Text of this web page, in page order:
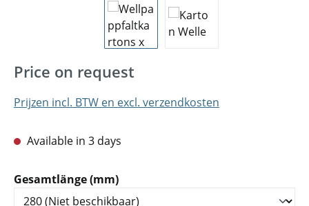
Price on request
Prijzen incl. BTW en excl. verzendkosten
Available in 3 days
Selecteer
Gesamtlänge (mm)